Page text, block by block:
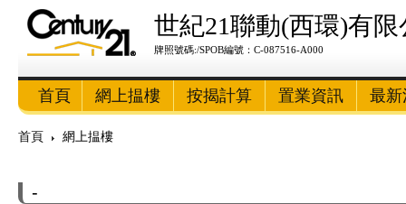
世紀21聯動(西環)有限
牌照號碼:/SPOB編號：C-087516-A000
首頁 網上揾樓 按揭計算 置業資訊 最新
首頁 網上揾樓
-